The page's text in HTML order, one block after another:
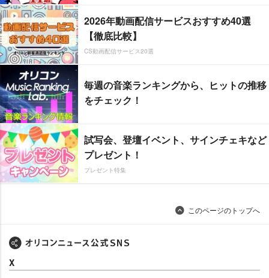
2026年動画配信サービスおすすめ40選
【徹底比較】
CS動画配信サービス20選
毎週の音楽ランキングから、ヒットの推移
をチェック！
試写会、登壇イベント、サインチェキなど
プレゼント！
プレゼント特集
このページのトップへ
X